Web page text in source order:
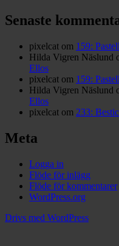
Senaste
pixelcat om 159:
Hilda Vigren Näslund
Ellos
pixelcat om 159:
Hilda Vigren Näslund
Ellos
pixelcat om 233:
Meta
Logga in
Flöde för inlägg
Flöde för kommentarer
WordPress.org
Drivs med WordPress